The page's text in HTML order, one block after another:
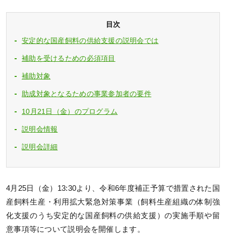
目次
安定的な国産飼料の供給支援の説明会では
補助を受けるための必須項目
補助対象
助成対象となるための事業参加者の要件
10月21日（金）のプログラム
説明会情報
説明会詳細
4月25日（金）13:30より、令和6年度補正予算で措置された国
産飼料生産・利用拡大緊急対策事業（飼料生産組織の体制強
化支援のうち安定的な国産飼料の供給支援）の実施手順や留
意事項等について説明会を開催します。